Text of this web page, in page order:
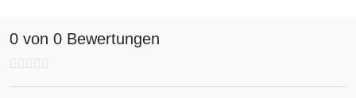
0 von 0 Bewertungen